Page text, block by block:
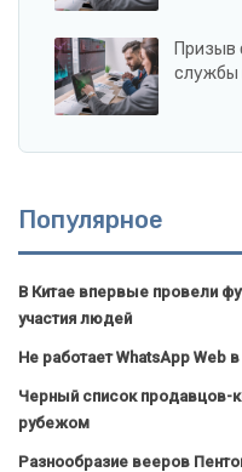
Призыв
службы
Популярное
В Китае впервые провели
участия людей
Не работает WhatsApp Web
Черный список продавцов-
рубежом
Разнообразие вееров